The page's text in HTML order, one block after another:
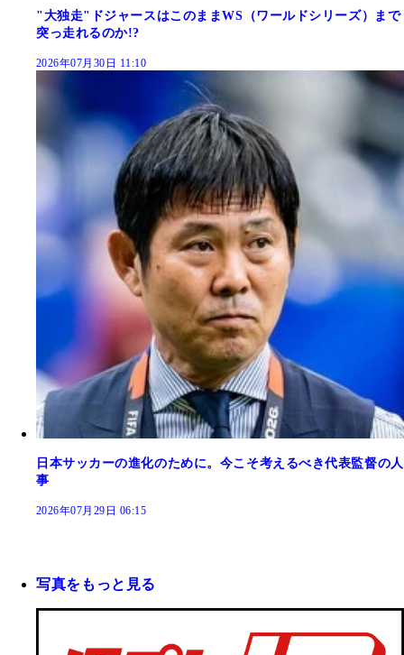
"大独走"ドジャースはこのままWS（ワールドシリーズ）まで
突っ走れるのか!?
2026年07月30日 11:10
日本サッカーの進化のために。今こそ考えるべき代表監督の人
事
2026年07月29日 06:15
写真をもっと見る